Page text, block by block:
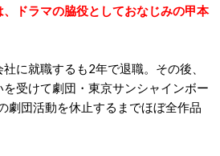
ドラマの脇役としておなじみの甲本
に就職するも2年で退職。その後、
受けて劇団・東京サンシャインボー
劇団活動を休止するまでほぼ全作品